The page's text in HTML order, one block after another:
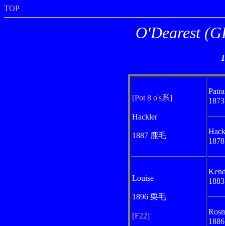
TOP
O'Dearest
[Pot 8 o's系]
Hackler
1887 鹿毛
Louise
1896 栗毛
[F22]